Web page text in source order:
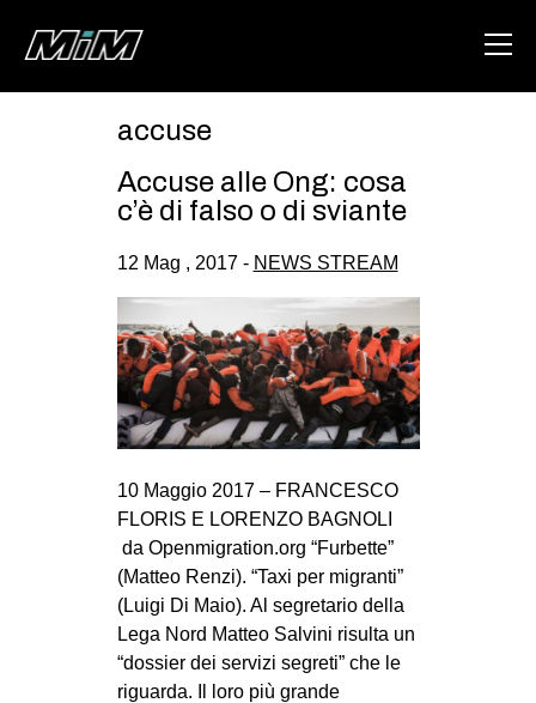
ABOUT
AREA
DEGENERAZIONE
GAZA FREESTYLE
CSOA LAMBRETTA
MSM
ZAM
MILANO
MOBILITAZIONI
SPAZI
SPORT POPOLARE
accuse
Accuse alle Ong: cosa
c’è di falso o di sviante
12 Mag , 2017 - NEWS STREAM
10 Maggio 2017 – FRANCESCO
FLORIS E LORENZO BAGNOLI
da Openmigration.org “Furbette”
(Matteo Renzi). “Taxi per migranti”
(Luigi Di Maio). Al segretario della
Lega Nord Matteo Salvini risulta un
“dossier dei servizi segreti” che le
riguarda. Il loro più grande